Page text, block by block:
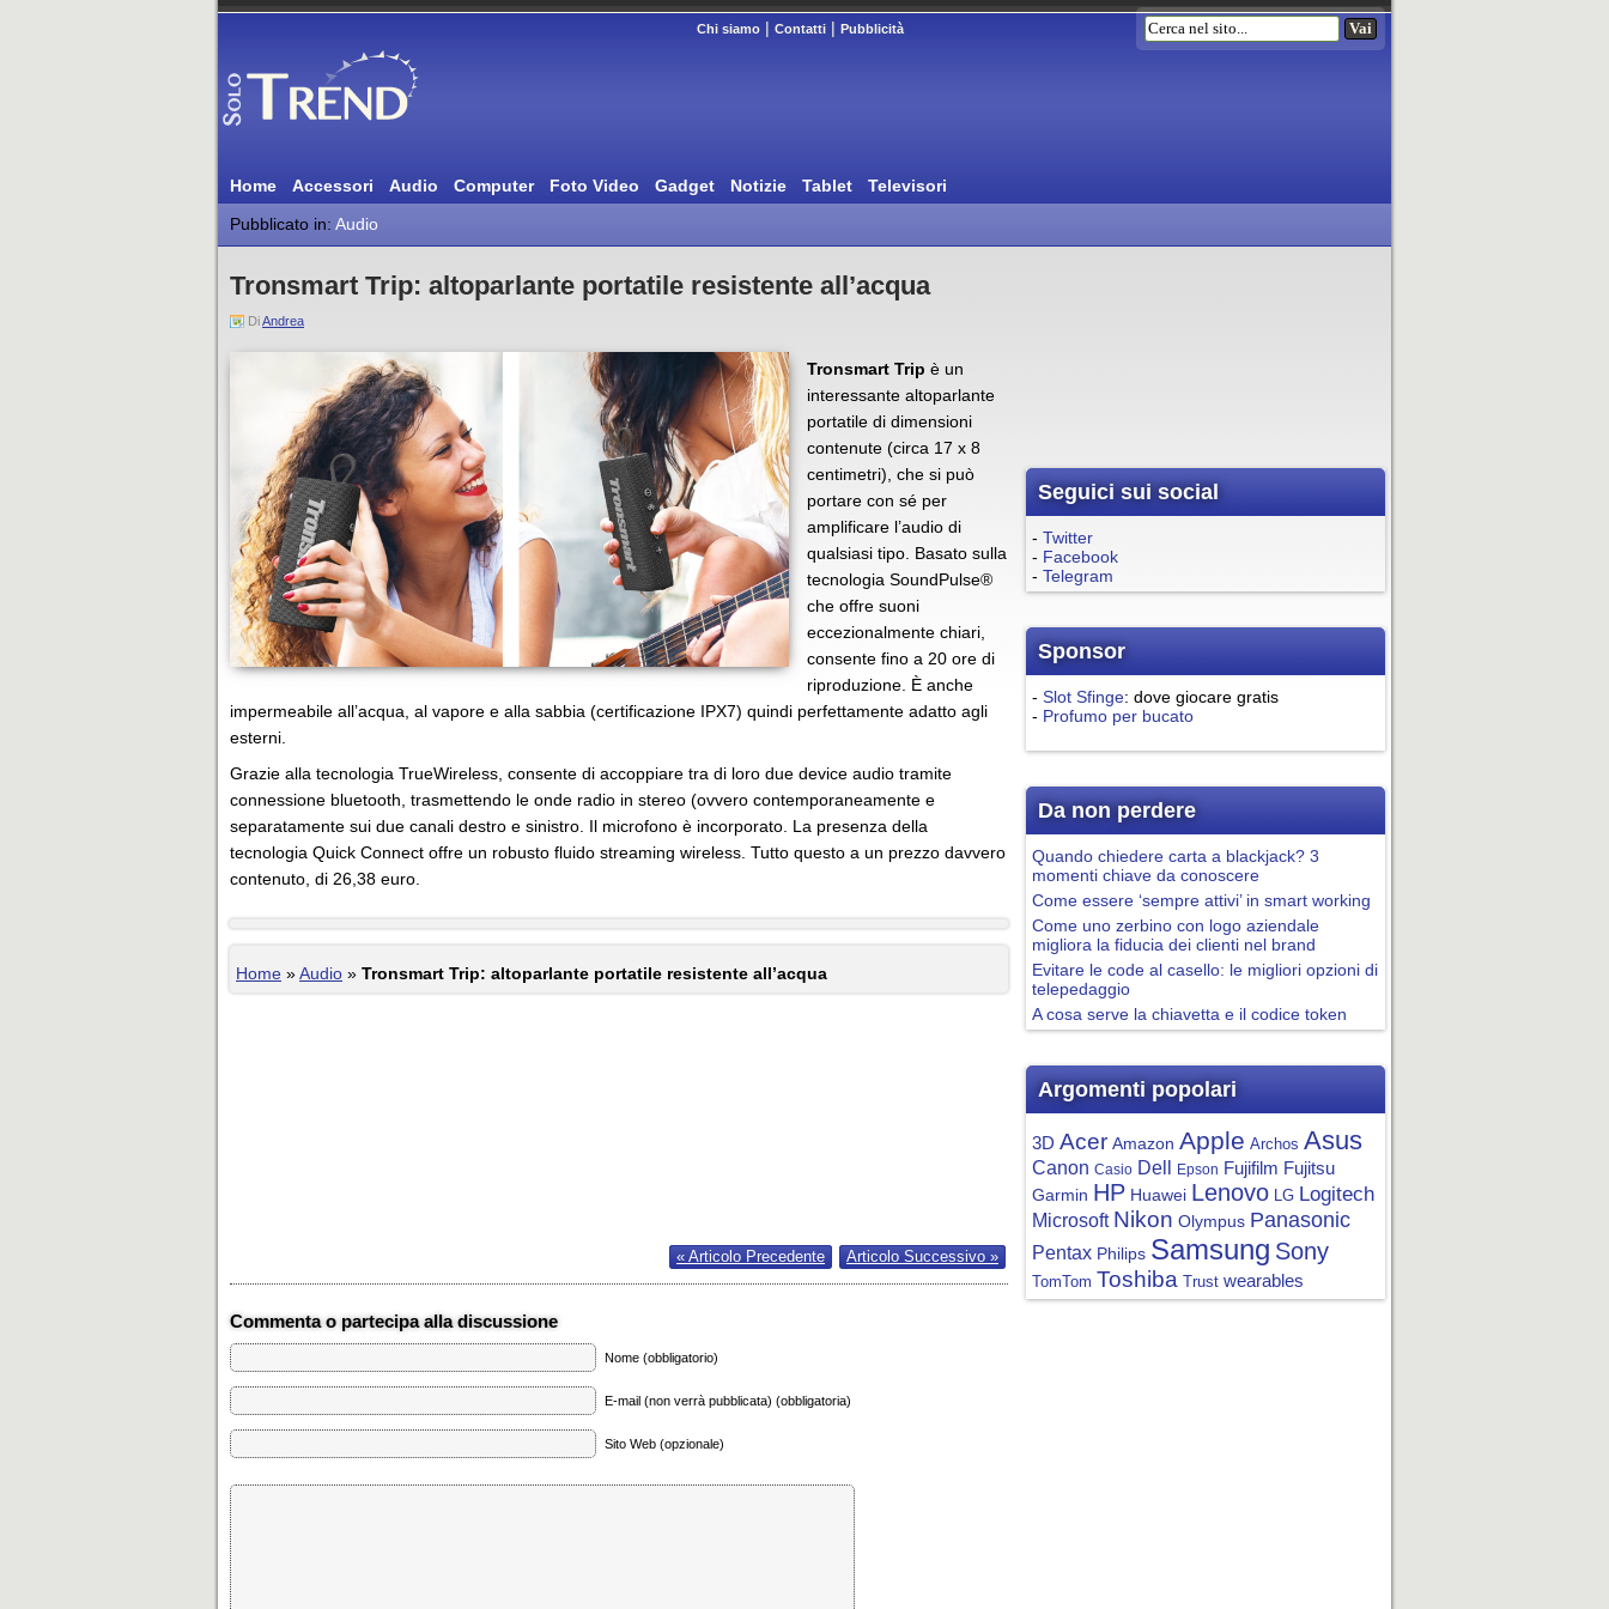
Chi siamo | Contatti | Pubblicità
Home Accessori Audio Computer Foto Video Gadget Notizie Tablet
Televisori
Pubblicato in: Audio
Tronsmart Trip: altoparlante portatile resistente all’acqua
DiAndrea
Tronsmart Trip è un
interessante altoparlante
portatile di dimensioni
contenute (circa 17 x 8
centimetri), che si può
portare con sé per
amplificare l’audio di
qualsiasi tipo. Basato sulla
tecnologia SoundPulse®
che offre suoni
eccezionalmente chiari,
consente fino a 20 ore di
riproduzione. È anche
impermeabile all’acqua, al vapore e alla sabbia (certificazione IPX7) quindi perfettamente adatto agli
esterni.
Grazie alla tecnologia TrueWireless, consente di accoppiare tra di loro due device audio tramite
connessione bluetooth, trasmettendo le onde radio in stereo (ovvero contemporaneamente e
separatamente sui due canali destro e sinistro. Il microfono è incorporato. La presenza della
tecnologia Quick Connect offre un robusto fluido streaming wireless. Tutto questo a un prezzo davvero
contenuto, di 26,38 euro.
Home »Audio » Tronsmart Trip: altoparlante portatile resistente all’acqua
« Articolo Precedente Articolo Successivo »
Commenta o partecipa alla discussione
Nome (obbligatorio)
E-mail (non verrà pubblicata) (obbligatoria)
Sito Web (opzionale)
Seguici sui social
- Twitter
- Facebook
- Telegram
Sponsor
- Slot Sfinge: dove giocare gratis
- Profumo per bucato
Da non perdere
Quando chiedere carta a blackjack? 3
momenti chiave da conoscere
Come essere ‘sempre attivi’ in smart working
Come uno zerbino con logo aziendale
migliora la fiducia dei clienti nel brand
Evitare le code al casello: le migliori opzioni di
telepedaggio
A cosa serve la chiavetta e il codice token
Argomenti popolari
3D Acer Amazon Apple Archos Asus
Canon Casio Dell Epson Fujifilm Fujitsu
Garmin HP Huawei Lenovo LG Logitech
Microsoft Nikon Olympus Panasonic
Pentax Philips Samsung Sony
TomTom Toshiba Trust wearables